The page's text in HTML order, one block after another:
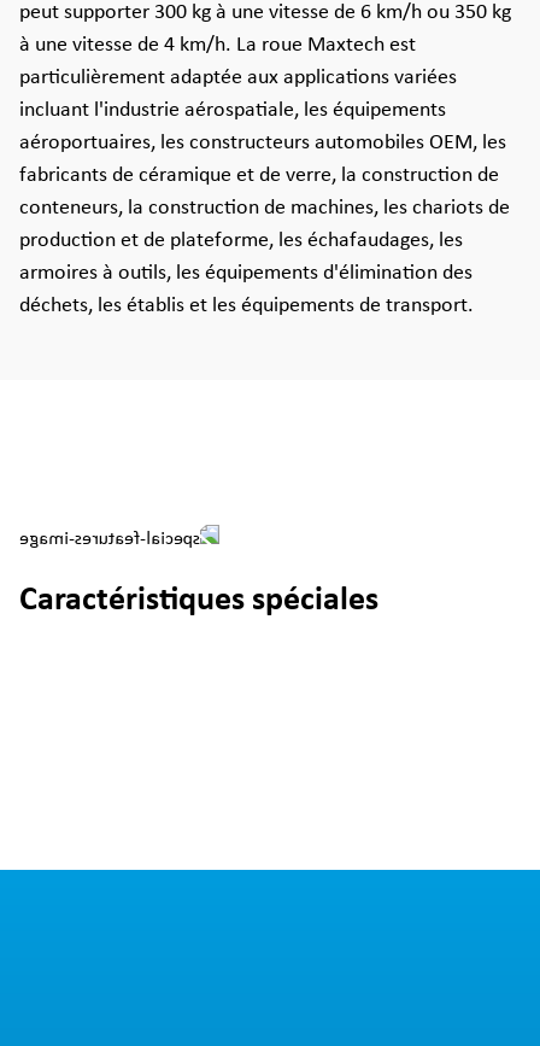
peut supporter 300 kg à une vitesse de 6 km/h ou 350 kg
à une vitesse de 4 km/h. La roue Maxtech est
particulièrement adaptée aux applications variées
incluant l'industrie aérospatiale, les équipements
aéroportuaires, les constructeurs automobiles OEM, les
fabricants de céramique et de verre, la construction de
conteneurs, la construction de machines, les chariots de
production et de plateforme, les échafaudages, les
armoires à outils, les équipements d'élimination des
déchets, les établis et les équipements de transport.
Caractéristiques spéciales